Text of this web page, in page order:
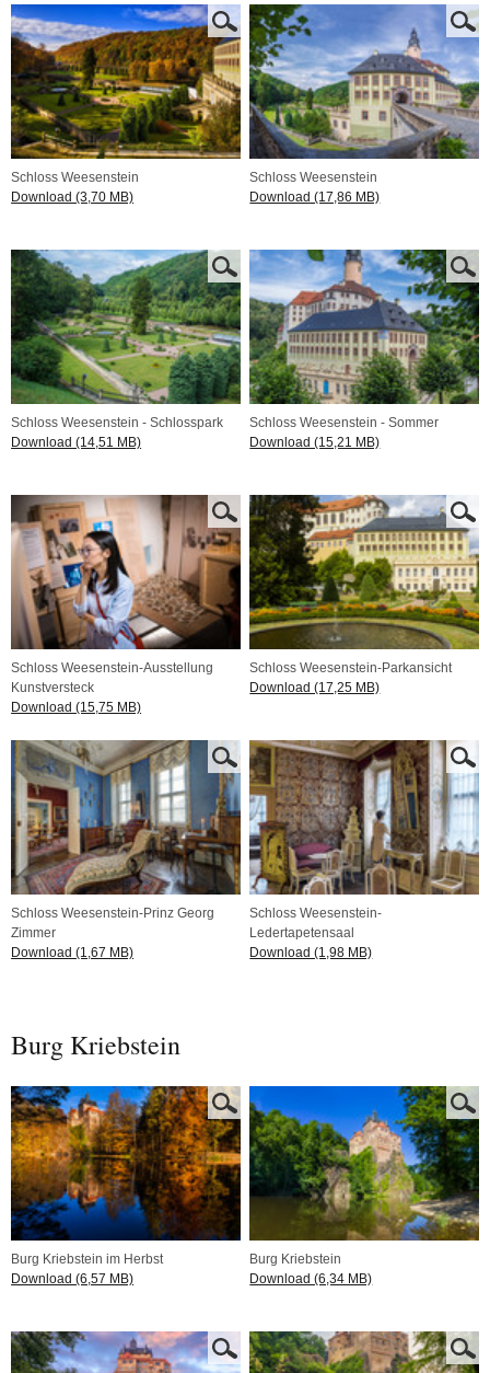
Schloss Weesenstein
Download (3,70 MB)
Schloss Weesenstein
Download (17,86 MB)
Schloss Weesenstein - Schlosspark
Download (14,51 MB)
Schloss Weesenstein - Sommer
Download (15,21 MB)
Schloss Weesenstein-Ausstellung
Kunstversteck
Download (15,75 MB)
Schloss Weesenstein-Parkansicht
Download (17,25 MB)
Schloss Weesenstein-Prinz Georg
Zimmer
Download (1,67 MB)
Schloss Weesenstein-
Ledertapetensaal
Download (1,98 MB)
Burg Kriebstein
Burg Kriebstein im Herbst
Download (6,57 MB)
Burg Kriebstein
Download (6,34 MB)